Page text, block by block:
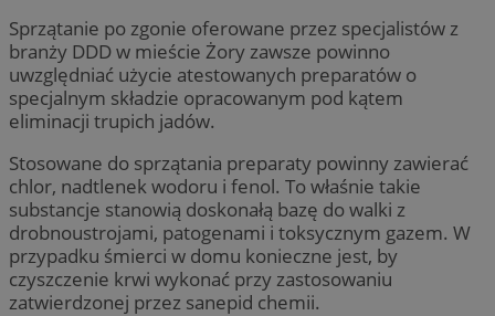
Sprzątanie po zgonie oferowane przez specjalistów z
branży DDD w mieście Żory zawsze powinno
uwzględniać użycie atestowanych preparatów o
specjalnym składzie opracowanym pod kątem
eliminacji trupich jadów.
Stosowane do sprzątania preparaty powinny zawierać
chlor, nadtlenek wodoru i fenol. To właśnie takie
substancje stanowią doskonałą bazę do walki z
drobnoustrojami, patogenami i toksycznym gazem. W
przypadku śmierci w domu konieczne jest, by
czyszczenie krwi wykonać przy zastosowaniu
zatwierdzonej przez sanepid chemii.